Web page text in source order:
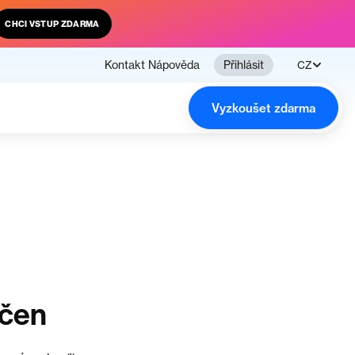
CHCI VSTUP ZDARMA
Kontakt Nápověda Přihlásit CZ
Vyzkoušet zdarma